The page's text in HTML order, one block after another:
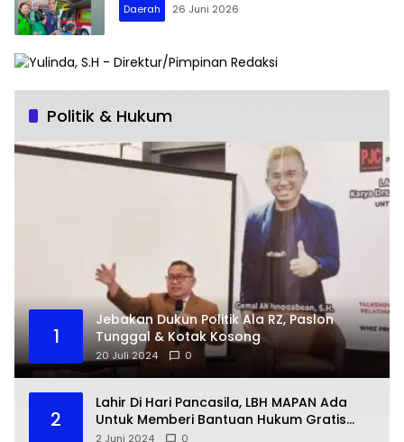
Daerah 26 Juni 2026
Politik & Hukum
1
Jebakan Dukun Politik Ala RZ, Paslon
Tunggal & Kotak Kosong
20 Juli 2024 0
2
Lahir Di Hari Pancasila, LBH MAPAN Ada
Untuk Memberi Bantuan Hukum Gratis
Bagi Masyarakat Kurang Mampu
2 Juni 2024 0